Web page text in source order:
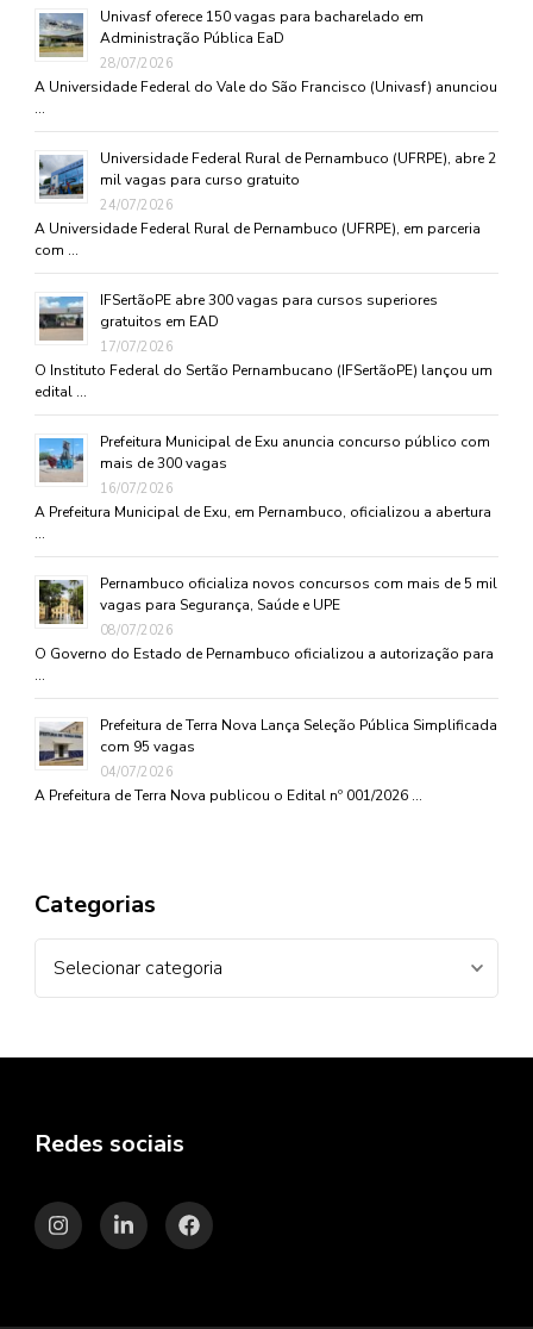
Univasf oferece 150 vagas para bacharelado em
Administração Pública EaD
28/07/2026
A Universidade Federal do Vale do São Francisco (Univasf) anunciou
…
Universidade Federal Rural de Pernambuco (UFRPE), abre 2
mil vagas para curso gratuito
24/07/2026
A Universidade Federal Rural de Pernambuco (UFRPE), em parceria
com …
IFSertãoPE abre 300 vagas para cursos superiores
gratuitos em EAD
17/07/2026
O Instituto Federal do Sertão Pernambucano (IFSertãoPE) lançou um
edital …
Prefeitura Municipal de Exu anuncia concurso público com
mais de 300 vagas
16/07/2026
A Prefeitura Municipal de Exu, em Pernambuco, oficializou a abertura
…
Pernambuco oficializa novos concursos com mais de 5 mil
vagas para Segurança, Saúde e UPE
08/07/2026
O Governo do Estado de Pernambuco oficializou a autorização para
…
Prefeitura de Terra Nova Lança Seleção Pública Simplificada
com 95 vagas
04/07/2026
A Prefeitura de Terra Nova publicou o Edital nº 001/2026 …
Categorias
Redes sociais